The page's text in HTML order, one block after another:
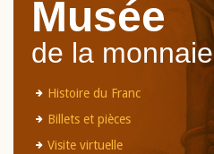
Musée
de la monnaie
Histoire du Franc
Billets et pièces
Visite virtuelle